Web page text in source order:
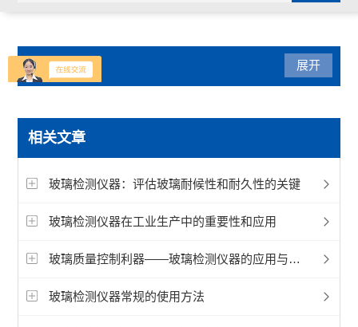
产品分类
抗压抗折仪器
查看全部 >>
展开
相关文章
玻璃检测仪器：评估玻璃耐候性和耐久性的关键
玻璃检测仪器在工业生产中的重要性和应用
玻璃质量控制利器——玻璃检测仪器的应用与发展
玻璃检测仪器常规的使用方法